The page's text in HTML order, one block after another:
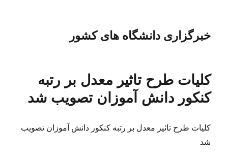
خبرگزاری دانشگاه های کشور
کلیات طرح تاثیر معدل بر رتبه
کنکور دانش آموزان تصویب شد
کلیات طرح تاثیر معدل بر رتبه کنکور دانش آموزان تصویب
شد